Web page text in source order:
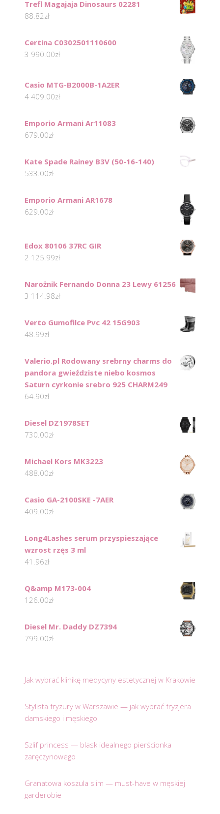
Trefl Magajaja Dinosaurs 02281
88.82zł
Certina C0302501110600
3 990.00zł
Casio MTG-B2000B-1A2ER
4 409.00zł
Emporio Armani Ar11083
679.00zł
Kate Spade Rainey B3V (50-16-140)
533.00zł
Emporio Armani AR1678
629.00zł
Edox 80106 37RC GIR
2 125.99zł
Narożnik Fernando Donna 23 Lewy 61256
3 114.98zł
Verto Gumofilce Pvc 42 15G903
48.99zł
Valerio.pl Rodowany srebrny charms do
pandora gwieździste niebo kosmos
Saturn cyrkonie srebro 925 CHARM249
64.90zł
Diesel DZ1978SET
730.00zł
Michael Kors MK3223
488.00zł
Casio GA-2100SKE -7AER
409.00zł
Long4Lashes serum przyspieszające
wzrost rzęs 3 ml
41.96zł
Q&amp M173-004
126.00zł
Diesel Mr. Daddy DZ7394
799.00zł
Jak wybrać klinikę medycyny estetycznej w Krakowie
Stylista fryzury w Warszawie — jak wybrać fryzjera
damskiego i męskiego
Szlif princess — blask idealnego pierścionka
zaręczynowego
Granatowa koszula slim — must-have w męskiej
garderobie